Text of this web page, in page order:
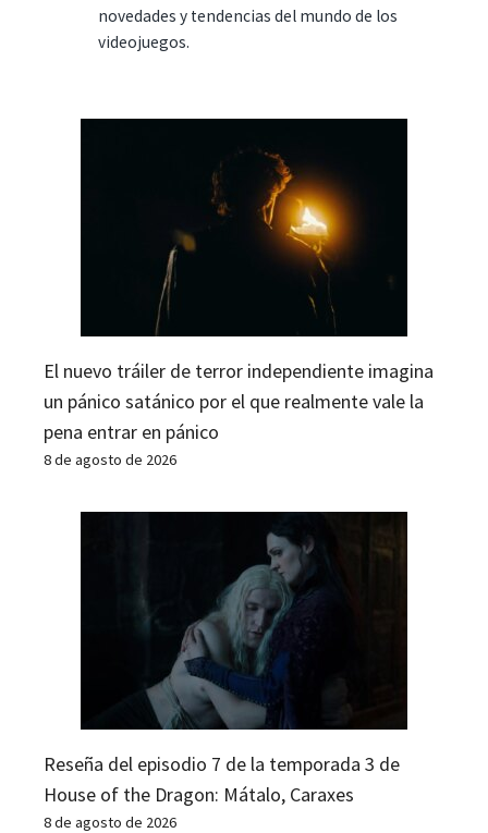
novedades y tendencias del mundo de los
videojuegos.
El nuevo tráiler de terror independiente imagina
un pánico satánico por el que realmente vale la
pena entrar en pánico
8 de agosto de 2026
Reseña del episodio 7 de la temporada 3 de
House of the Dragon: Mátalo, Caraxes
8 de agosto de 2026